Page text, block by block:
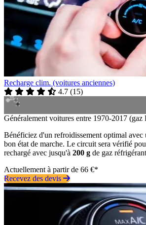
Recharge clim. (voitures anciennes)
4.7 (15)
Généralement voitures entre 1970-2017
Bénéficiez d'un refroidissement optimal avec
bon état de marche. Le circuit sera vérifié
rechargé avec jusqu'à 200 g de gaz
Actuellement à partir de 66 €*
Recevez des devis